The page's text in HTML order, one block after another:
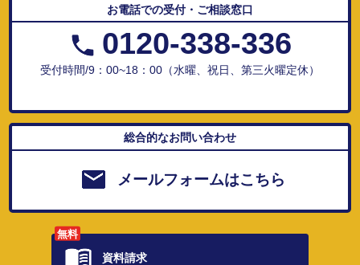
お電話での受付・ご相談窓口
0120-338-336
受付時間/9：00~18：00（水曜、祝日、第三火曜定休）
総合的なお問い合わせ
メールフォームはこちら
無料
資料請求